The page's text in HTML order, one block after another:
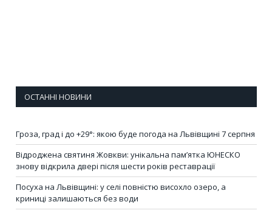
ОСТАННІ НОВИНИ
Гроза, град і до +29°: якою буде погода на Львівщині 7 серпня
Відроджена святиня Жовкви: унікальна пам’ятка ЮНЕСКО
знову відкрила двері після шести років реставрації
Посуха на Львівщині: у селі повністю висохло озеро, а
криниці залишаються без води